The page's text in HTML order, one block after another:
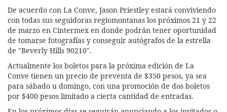
De acuerdo con La Conve, Jason Priestley estará conviviendo
con todas sus seguidoras regiomontanas los próximos 21 y 22
de marzo en Cintermex en donde podrán tener oportunidad
de tomarse fotografías y conseguir autógrafos de la estrella
de "Beverly Hills 90210".
Actualmente los boletos para la próxima edición de La
Conve tienen un precio de preventa de $350 pesos, ya sea
para sábado u domingo, con una promoción de dos boletos
por $400 pesos limitado a cierta cantidad de entradas.